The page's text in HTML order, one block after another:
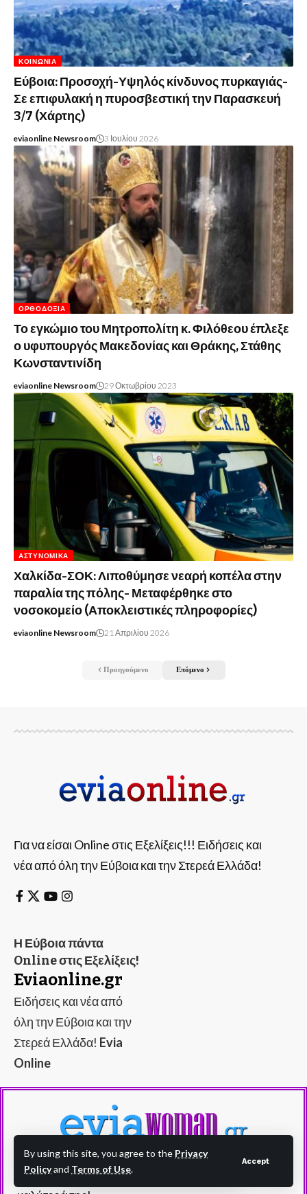
By using this site, you agree to the Privacy
Policyand Terms of Use.
Accept
ΚΟΙΝΩΝΊΑ
Εύβοια: Προσοχή-Υψηλός κίνδυνος πυρκαγιάς-
Σε επιφυλακή η πυροσβεστική την Παρασκευή
3/7 (Χάρτης)
eviaonline Newsroom 3 Ιουλίου 2026
ΟΡΘΟΔΟΞΊΑ
Το εγκώμιο του Μητροπολίτη κ. Φιλόθεου έπλεξε
ο υφυπουργός Μακεδονίας και Θράκης, Στάθης
Κωνσταντινίδη
eviaonline Newsroom 29 Οκτωβρίου 2023
ΑΣΤΥΝΟΜΙΚΆ
Χαλκίδα-ΣΟΚ: Λιποθύμησε νεαρή κοπέλα στην
παραλία της πόλης- Μεταφέρθηκε στο
νοσοκομείο (Αποκλειστικές πληροφορίες)
eviaonline Newsroom 21 Απριλίου 2026
Προηγούμενο Επόμενο
Για να είσαι Online στις Εξελίξεις!!! Ειδήσεις και
νέα από όλη την Εύβοια και την Στερεά Ελλάδα!
Η Εύβοια πάντα
Online στις Εξελίξεις!
Eviaonline.gr
Ειδήσεις και νέα από
όλη την Εύβοια και την
Στερεά Ελλάδα! Evia
Online
Evia Woman - eviawoman.gr - Η Εύβοια στα